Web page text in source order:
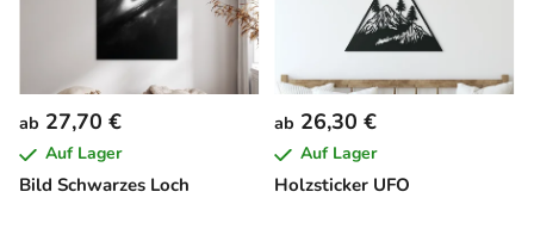
Bild Schwarzes Loch
ab 27,70 €
Auf Lager
Holzsticker UFO
ab 26,30 €
Auf Lager